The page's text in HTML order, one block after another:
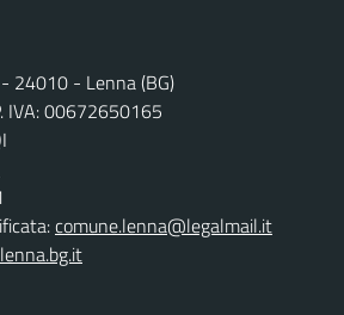
24010 - Lenna (BG)
IVA: 00672650165
comune.lenna@legalmail.it